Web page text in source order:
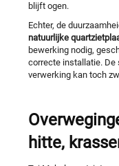
blijft ogen.
Echter, de
natuurlijke
bewerking nodig,
correcte installatie. De
verwerking kan toch
hitte,